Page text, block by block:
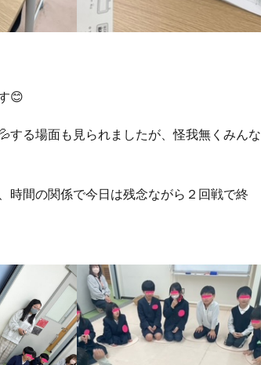
😊
する場面も見られましたが、怪我無くみんな
時間の関係で今日は残念ながら２回戦で終